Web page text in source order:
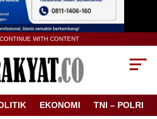
WITH CONTENT
EKONOMI TNI – POLRI